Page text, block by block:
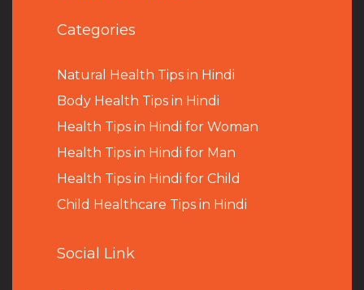
Categories
Natural Health Tips in Hindi
Body Health Tips in Hindi
Health Tips in Hindi for Woman
Health Tips in Hindi for Man
Health Tips in Hindi for Child
Child Healthcare Tips in Hindi
Social Link